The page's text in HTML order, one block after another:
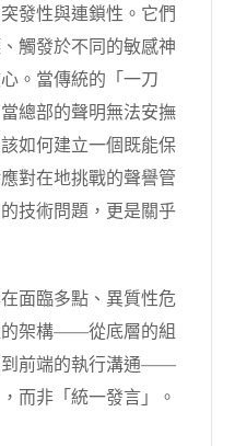
發性與連鎖性。它們
觸發於不同的敏感神
。當傳統的「一刀
總部的聲明無法安撫
如何建立一個既能保
對在地挑戰的聲譽管
技術問題，更是關乎
面臨多點、異質性危
的架構——從底層的組
到前端的執行溝通——
而非「統一發言」。